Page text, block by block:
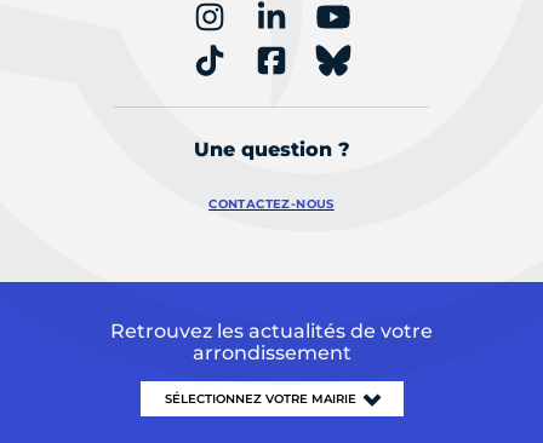
Une question ?
CONTACTEZ-NOUS
Retrouvez les actualités de votre
arrondissement